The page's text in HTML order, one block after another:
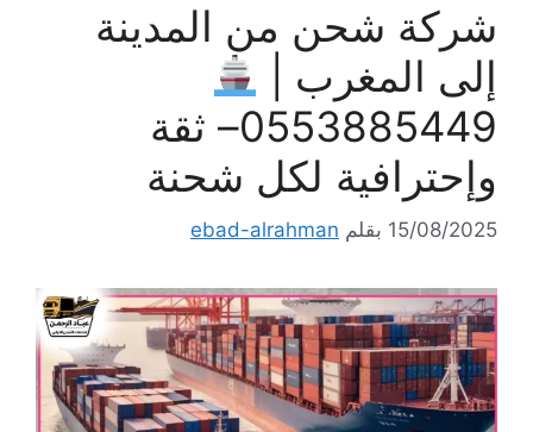
شركة شحن من المدينة
إلى المغرب |
0553885449– ثقة
وإحترافية لكل شحنة
15/08/2025 بقلم ebad-alrahman